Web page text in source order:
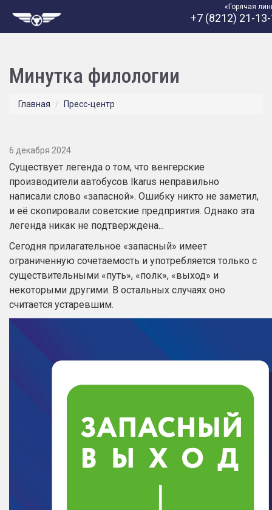
«Горячая
+7 (8212) 21-
Минутка филологии
Главная Пресс-центр
6 декабря 2024
Существует легенда о том, что венгерские
производители автобусов Ikarus неправильно
написали слово «запасной». Ошибку никто не заметил,
и её скопировали советские предприятия. Однако эта
легенда никак не подтверждена...
Сегодня прилагательное «запасный» имеет
ограниченную сочетаемость и употребляется только с
существительными «путь», «полк», «выход» и
некоторыми другими. В остальных случаях оно
считается устаревшим.